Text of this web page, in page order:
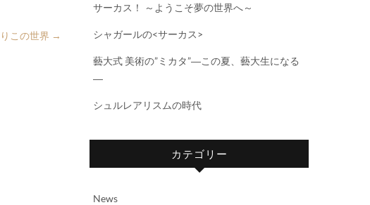
この世界 →
サーカス！ ～ようこそ夢の世界へ～
シャガールの<サーカス>
藝大式 美術の”ミカタ”―この夏、藝大生になる
―
シュルレアリスムの時代
カテゴリー
News